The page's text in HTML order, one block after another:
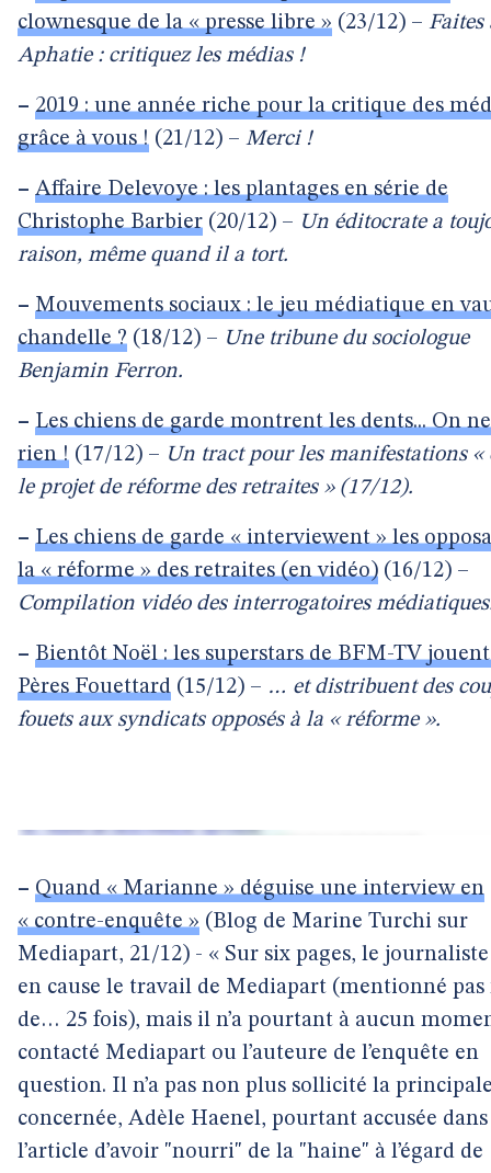
clownesque de la « presse libre » (23/12) – Faites
Aphatie : critiquez les médias !
– 2019 : une année riche pour la critique des
grâce à vous ! (21/12) – Merci !
– Affaire Delevoye : les plantages en série de
Christophe Barbier (20/12) – Un éditocrate a
raison, même quand il a tort.
– Mouvements sociaux : le jeu médiatique en
chandelle ? (18/12) – Une tribune du sociologue
Benjamin Ferron.
– Les chiens de garde montrent les dents... On
rien ! (17/12) – Un tract pour les manifestations «
le projet de réforme des retraites » (17/12).
– Les chiens de garde « interviewent » les
la « réforme » des retraites (en vidéo) (16/12) –
Compilation vidéo des interrogatoires
– Bientôt Noël : les superstars de BFM-TV
Pères Fouettard (15/12) – … et distribuent des
fouets aux syndicats opposés à la « réforme ».
– Quand « Marianne » déguise une interview en
« contre-enquête » (Blog de Marine Turchi sur
Mediapart, 21/12) - « Sur six pages, le
en cause le travail de Mediapart (mentionné pas
de… 25 fois), mais il n’a pourtant à aucun
contacté Mediapart ou l’auteure de l’enquête en
question. Il n’a pas non plus sollicité la
concernée, Adèle Haenel, pourtant accusée dans
l’article d’avoir "nourri" de la "haine" à l’égard de